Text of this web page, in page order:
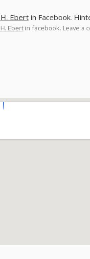
H. Ebertin Facebook.
H. Ebertin facebook. Leave a